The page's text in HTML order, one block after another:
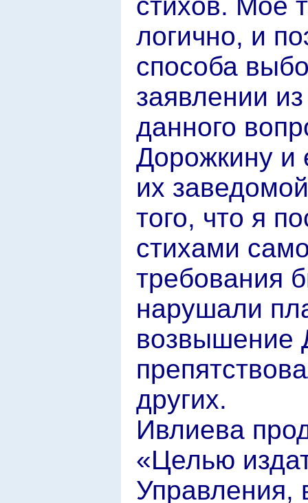
логично, и
способа
заявлении
данного
Дорожкину и
их
того, что я
стихами
требования
нарушали
возвышение
других.
Ивлиева
«Целью
Управления,